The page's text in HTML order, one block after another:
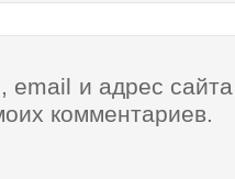
email и адрес
комментариев.